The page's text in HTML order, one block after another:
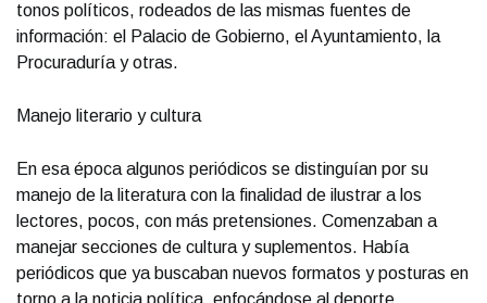
tonos políticos, rodeados de las mismas fuentes de
información: el Palacio de Gobierno, el Ayuntamiento, la
Procuraduría y otras.
Manejo literario y cultura
En esa época algunos periódicos se distinguían por su
manejo de la literatura con la finalidad de ilustrar a los
lectores, pocos, con más pretensiones. Comenzaban a
manejar secciones de cultura y suplementos. Había
periódicos que ya buscaban nuevos formatos y posturas en
torno a la noticia política, enfocándose al deporte,